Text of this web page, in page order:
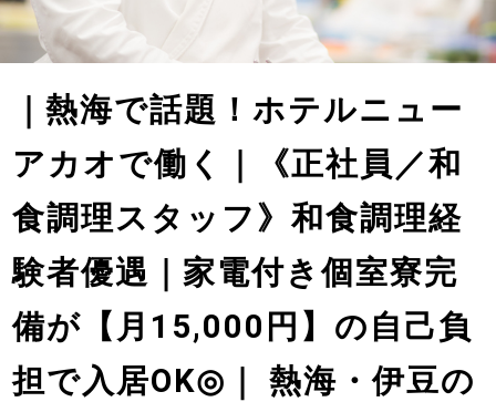
｜熱海で話題！ホテルニュー
アカオで働く｜《正社員／和
食調理スタッフ》和食調理経
験者優遇｜家電付き個室寮完
備が【月15,000円】の自己負
担で入居OK◎｜ 熱海・伊豆の